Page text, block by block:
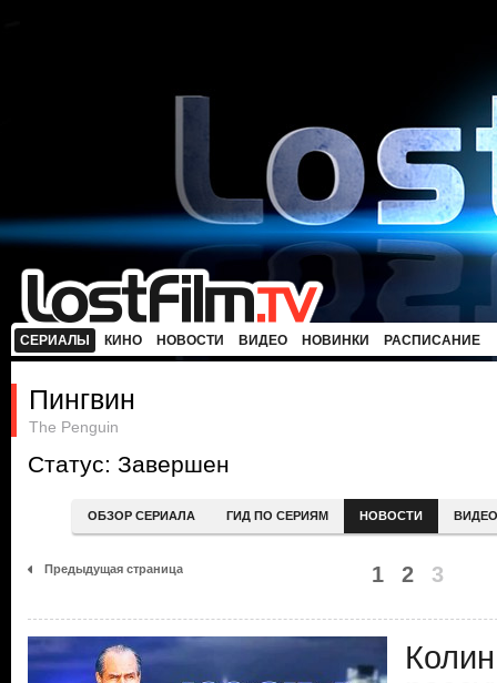
СЕРИАЛЫ КИНО НОВОСТИ ВИДЕО НОВИНКИ РАСПИСАНИЕ
Пингвин
The Penguin
Статус: Завершен
ОБЗОР СЕРИАЛА ГИД ПО СЕРИЯМ НОВОСТИ ВИДЕО
Предыдущая страница 1 2 3